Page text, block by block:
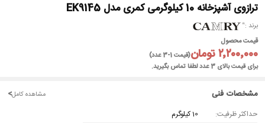
ترازوی آشپزخانه 10 کیلوگرمی کمری مدل EK9145
برند
قیمت محصول
۲٬۲۰۰٬۰۰۰ تومان
(قیمت 1-3 عدد)
برای قیمت بالای 3 عدد لطفا تماس بگیرید.
مشخصات فنی مشاهده کامل<
حداکثر ظرفیت:
10 کیلوگرم